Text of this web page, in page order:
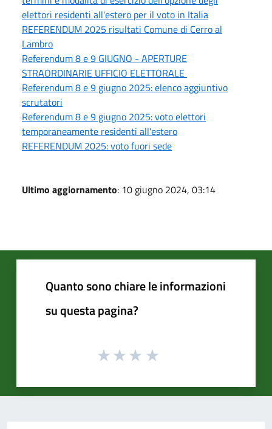
elettori residenti all'estero per il voto in Italia
REFERENDUM 2025 risultati Comune di Cerro al
Lambro
Referendum 8 e 9 GIUGNO - APERTURE
STRAORDINARIE UFFICIO ELETTORALE
Referendum 8 e 9 giugno 2025: elenco aggiuntivo
scrutatori
Referendum 8 e 9 giugno 2025: voto elettori
temporaneamente residenti all'estero
REFERENDUM 2025: voto fuori sede
Ultimo aggiornamento: 10 giugno 2024, 03:14
Quanto sono chiare le informazioni
su questa pagina?